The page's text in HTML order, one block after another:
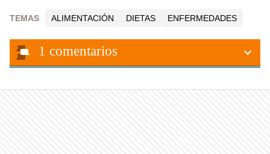
TEMAS ALIMENTACIÓN DIETAS ENFERMEDADES
1 comentarios